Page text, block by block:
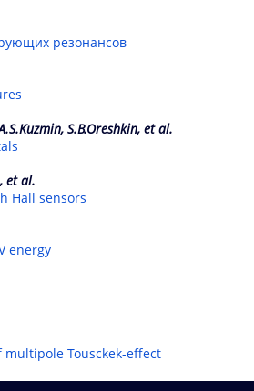
резонансов
S.B.Oreshkin, et al.
et al.
Hall sensors
energy
Tousckek-effect